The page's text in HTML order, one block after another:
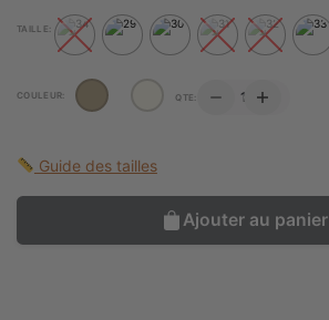
QTE:
TAILLE:
COULEUR:
Guide des tailles
Ajouter au panier